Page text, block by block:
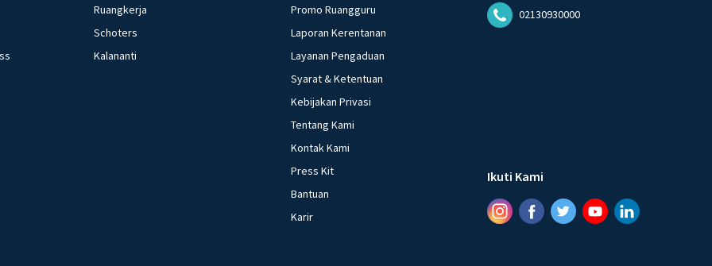
Ruangkerja
Schoters
Kalananti
Promo Ruangguru
Laporan Kerentanan
Layanan Pengaduan
Syarat & Ketentuan
Kebijakan Privasi
Tentang Kami
Kontak Kami
Press Kit
Bantuan
Karir
02130930000
Ikuti Kami